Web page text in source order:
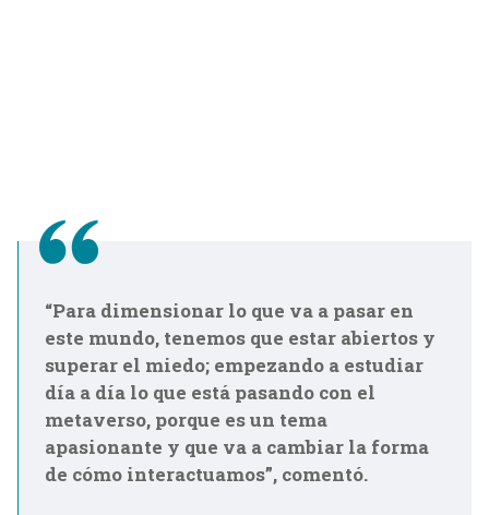
“Para dimensionar lo que va a pasar en
este mundo, tenemos que estar abiertos y
superar el miedo; empezando a estudiar
día a día lo que está pasando con el
metaverso, porque es un tema
apasionante y que va a cambiar la forma
de cómo interactuamos”, comentó.